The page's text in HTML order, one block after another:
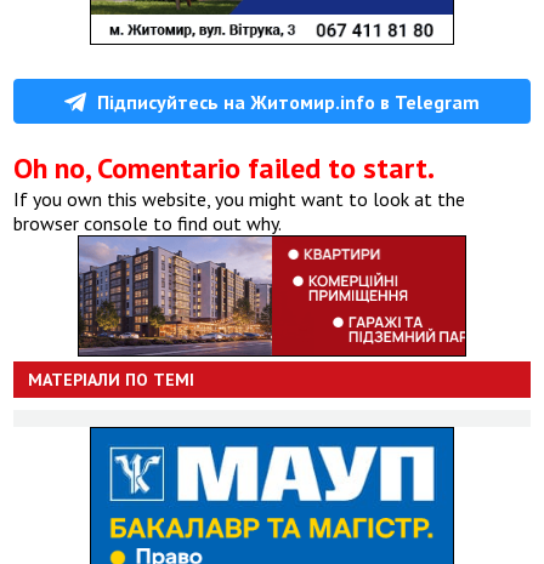
Підписуйтесь на Житомир.info в Telegram
Oh no, Comentario failed to start.
If you own this website, you might want to look at the
browser console to find out why.
МАТЕРІАЛИ ПО ТЕМІ